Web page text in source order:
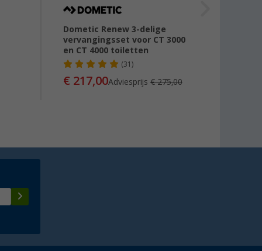
Dometic Renew 3-delige
vervangingsset voor CT 3000
en CT 4000 toiletten
(31)
€ 217,00Adviesprijs € 275,00